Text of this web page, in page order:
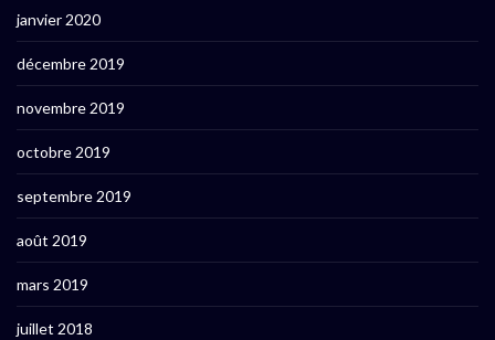
janvier 2020
décembre 2019
novembre 2019
octobre 2019
septembre 2019
août 2019
mars 2019
juillet 2018